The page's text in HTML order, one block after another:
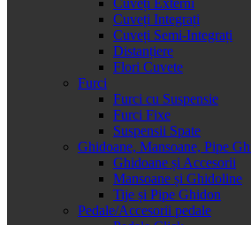
Cuveți Integrați
Cuveți Semi-Integrați
Distanțiere
Flori Cuvete
Furci
Furci cu Suspensie
Furci Fixe
Suspensii Spate
Ghidoane, Mansoane, Pipe
Ghidoane și Accesorii
Mansoane și Ghidoline
Tije și Pipe Ghidon
Pedale/Accesorii pedale